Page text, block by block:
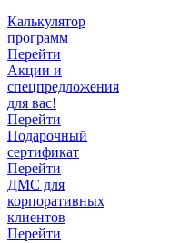
Калькулятор
программ
Перейти
Акции и
спецпредложения
для вас!
Перейти
Подарочный
сертификат
Перейти
ДМС для
корпоративных
клиентов
Перейти